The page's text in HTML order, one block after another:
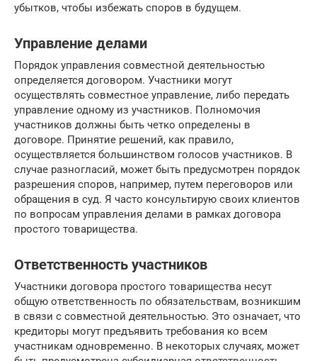
убытков, чтобы избежать споров в будущем.
Управление делами
Порядок управления совместной деятельностью
определяется договором. Участники могут
осуществлять совместное управление, либо передать
управление одному из участников. Полномочия
участников должны быть четко определены в
договоре. Принятие решений, как правило,
осуществляется большинством голосов участников. В
случае разногласий, может быть предусмотрен порядок
разрешения споров, например, путем переговоров или
обращения в суд. Я часто консультирую своих клиентов
по вопросам управления делами в рамках договора
простого товарищества.
Ответственность участников
Участники договора простого товарищества несут
общую ответственность по обязательствам, возникшим
в связи с совместной деятельностью. Это означает, что
кредиторы могут предъявить требования ко всем
участникам одновременно. В некоторых случаях, может